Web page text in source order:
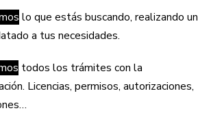
lo que estás buscando, realizando un
a tus necesidades.
todos los trámites con la
Licencias, permisos, autorizaciones,